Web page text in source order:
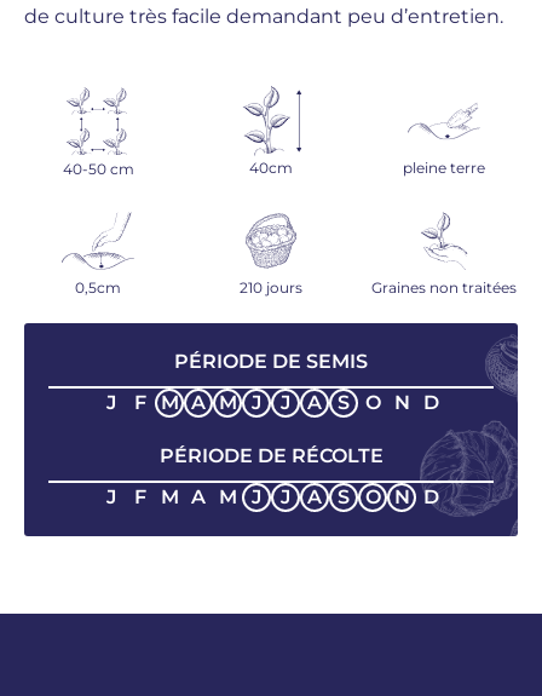
de culture très facile demandant peu d’entretien.
40-50 cm 40cm pleine terre
0,5cm 210 jours Graines non traitées
PÉRIODE DE SEMIS
J
F M A M J J A S O N D
PÉRIODE DE RÉCOLTE
J
F M A M J J A S O N D